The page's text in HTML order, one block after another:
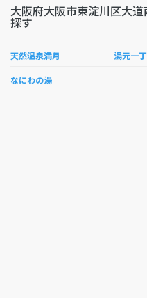
大阪府大阪市東淀川区大
探す
天然温泉満月 湯元一
なにわの湯